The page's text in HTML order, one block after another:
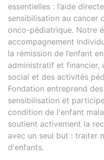
essentielles : l’aide
sensibilisation au cancer
onco-pédiatrique. Notre
accompagnement
la rémission de l’enfant
administratif et financier,
social et des activités
Fondation entreprend
sensibilisation et
condition de l'enfant
soutient activement la
avec un seul but : traiter
d'enfants.